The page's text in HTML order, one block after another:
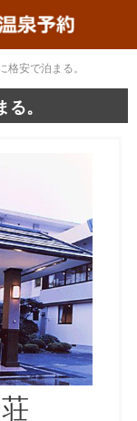
安で泊まる。
。